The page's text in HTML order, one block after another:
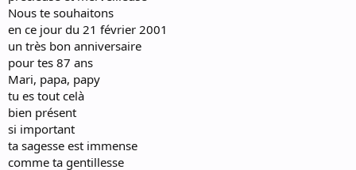
Nous te souhaitons
en ce jour du 21 février 2001
un très bon anniversaire
pour tes 87 ans
Mari, papa, papy
tu es tout celà
bien présent
si important
ta sagesse est immense
comme ta gentillesse